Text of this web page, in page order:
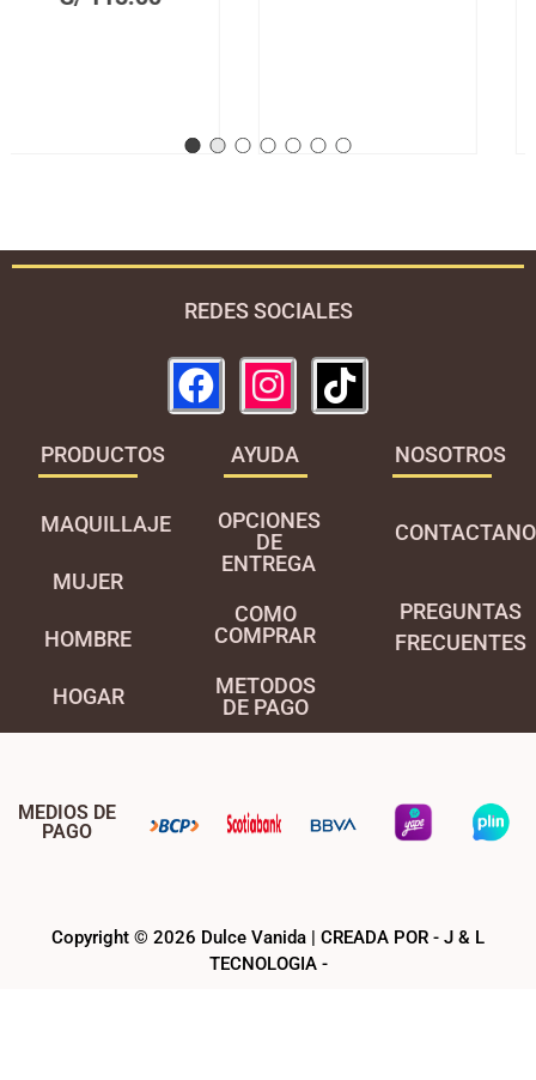
REDES SOCIALES
PRODUCTOS
MAQUILLAJE
MUJER
HOMBRE
HOGAR
AYUDA
OPCIONES
DE
ENTREGA
COMO
COMPRAR
METODOS
DE PAGO
NOSOTROS
PREGUNTAS
FRECUENTES
MEDIOS DE
PAGO
Copyright © 2026 Dulce Vanida | CREADA POR - J & L
TECNOLOGIA -